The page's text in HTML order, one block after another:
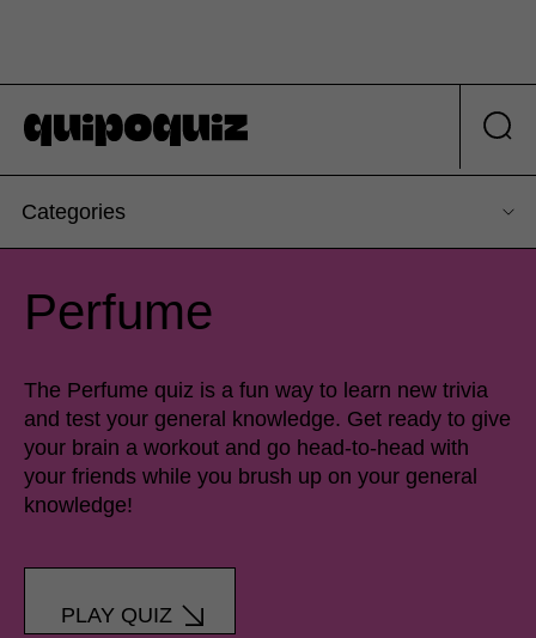
Categories
Perfume
The Perfume quiz is a fun way to learn new trivia
and test your general knowledge. Get ready to give
your brain a workout and go head-to-head with
your friends while you brush up on your general
knowledge!
PLAY QUIZ